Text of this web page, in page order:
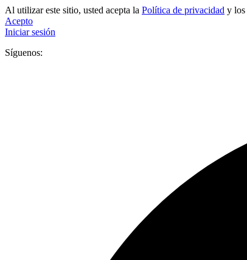
Al utilizar este sitio, usted acepta la Política de privacidad y los
Acepto
Iniciar sesión
Síguenos: